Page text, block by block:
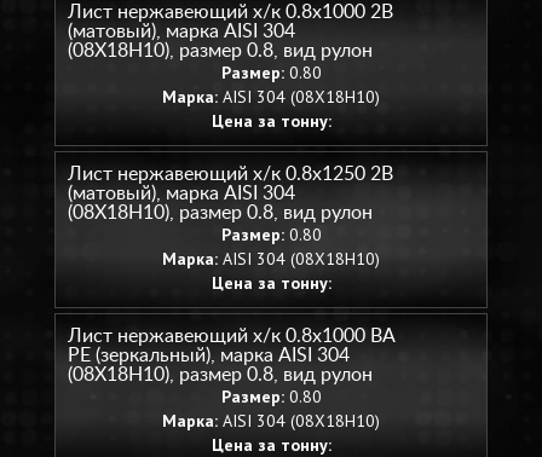
Лист нержавеющий х/к 0.8х1000 2B
(матовый), марка AISI 304
(08Х18Н10), размер 0.8, вид рулон
Размер:0.80
Марка: AISI 304 (08Х18Н10)
Цена за тонну:
Лист нержавеющий х/к 0.8х1250 2B
(матовый), марка AISI 304
(08Х18Н10), размер 0.8, вид рулон
Размер:0.80
Марка: AISI 304 (08Х18Н10)
Цена за тонну:
Лист нержавеющий х/к 0.8х1000 BA
PE (зеркальный), марка AISI 304
(08Х18Н10), размер 0.8, вид рулон
Размер:0.80
Марка: AISI 304 (08Х18Н10)
Цена за тонну: